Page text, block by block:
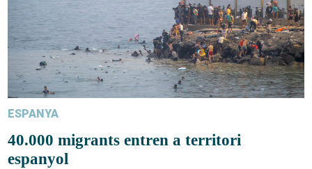
ESPANYA
40.000 migrants entren a territori
espanyol